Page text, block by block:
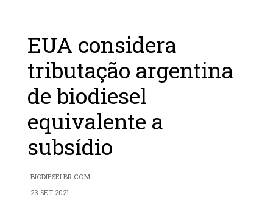
EUA considera
tributação argentina
de biodiesel
equivalente a
subsídio
BIODIESELBR.COM
23 SET 2021